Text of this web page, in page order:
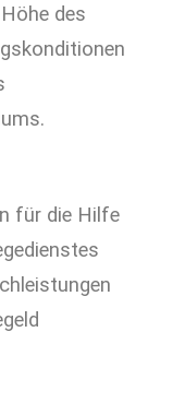
des
für die Hilfe